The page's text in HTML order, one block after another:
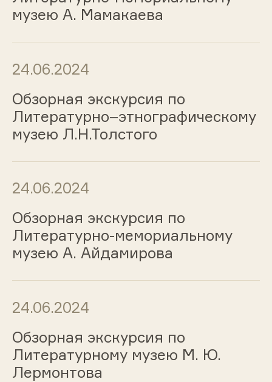
музею А. Мамакаева
24.06.2024
Обзорная экскурсия по
Литературно–этнографическому
музею Л.Н.Толстого
24.06.2024
Обзорная экскурсия по
Литературно-мемориальному
музею А. Айдамирова
24.06.2024
Обзорная экскурсия по
Литературному музею М. Ю.
Лермонтова